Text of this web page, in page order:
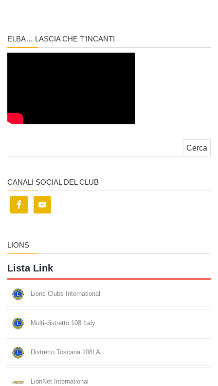
ELBA… LASCIA CHE T’INCANTI
CANALI SOCIAL DEL CLUB
LIONS
Lista Link
Lions Clubs International
Multi-distretto 108 Italy
Distretto Toscana 108LA
LionNet International